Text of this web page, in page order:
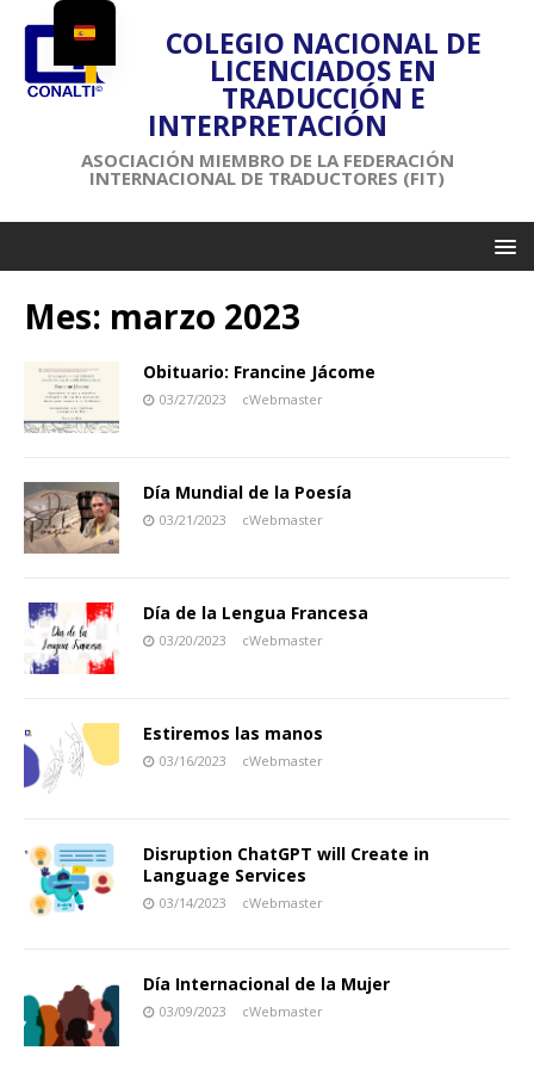
COLEGIO NACIONAL DE
LICENCIADOS EN
TRADUCCIÓN E
INTERPRETACIÓN
ASOCIACIÓN MIEMBRO DE LA FEDERACIÓN
INTERNACIONAL DE TRADUCTORES (FIT)
Mes: marzo 2023
Obituario: Francine Jácome
03/27/2023 cWebmaster
Día Mundial de la Poesía
03/21/2023 cWebmaster
Día de la Lengua Francesa
03/20/2023 cWebmaster
Estiremos las manos
03/16/2023 cWebmaster
Disruption ChatGPT will Create in
Language Services
03/14/2023 cWebmaster
Día Internacional de la Mujer
03/09/2023 cWebmaster